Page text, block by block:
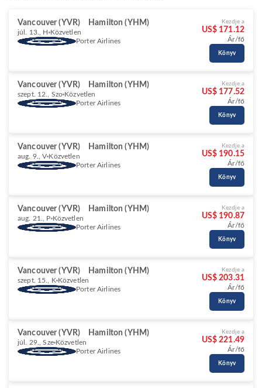
Vancouver (YVR) Hamilton (YHM)
júl. 13., H Közvetlen
Porter Airlines
Kezdje a
US$ 171.12
Ár/fő
Könyv
Vancouver (YVR) Hamilton (YHM)
szept. 12., Szo Közvetlen
Porter Airlines
Kezdje a
US$ 177.52
Ár/fő
Könyv
Vancouver (YVR) Hamilton (YHM)
aug. 9., V Közvetlen
Porter Airlines
Kezdje a
US$ 190.15
Ár/fő
Könyv
Vancouver (YVR) Hamilton (YHM)
aug. 21., P Közvetlen
Porter Airlines
Kezdje a
US$ 190.87
Ár/fő
Könyv
Vancouver (YVR) Hamilton (YHM)
szept. 15., K Közvetlen
Porter Airlines
Kezdje a
US$ 203.31
Ár/fő
Könyv
Vancouver (YVR) Hamilton (YHM)
júl. 29., Sze Közvetlen
Porter Airlines
Kezdje a
US$ 221.49
Ár/fő
Könyv